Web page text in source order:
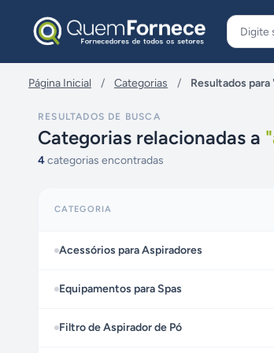
Página Inicial / Categorias / Resultados
RESULTADOS DE BUSCA
Categorias relacionadas a "
4categorias encontradas
CATEGORIA
Acessórios para Aspiradores
Equipamentos para Spas
Filtro de Aspirador de Pó